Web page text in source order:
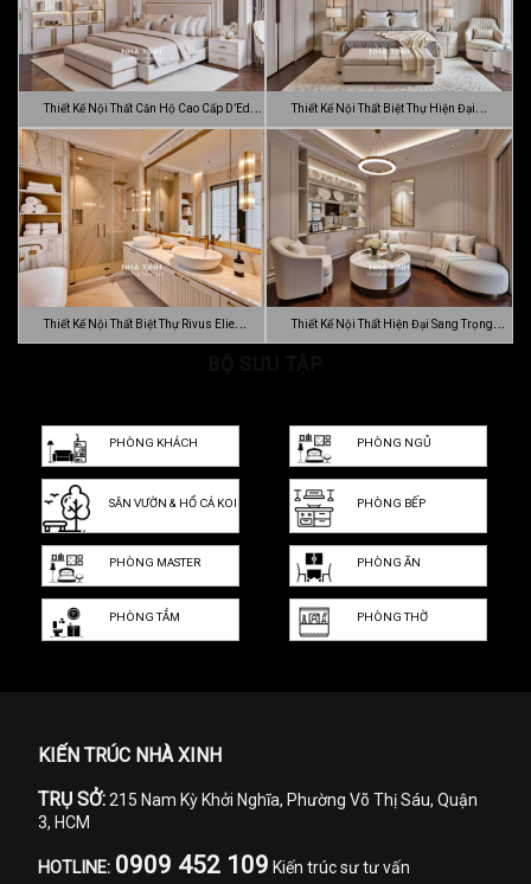
Thiết Kế Nội Thất Căn Hộ Cao Cấp D’Edge
…
Thiết Kế Nội Thất Biệt Thự Hiện Đại
Luca…
Thiết Kế Nội Thất Biệt Thự Rivus Elie Thiết Kế Nội Thất Hiện Đại Sang Trọng
PHÒNG KHÁCH PHÒNG NGỦ
SÂN VƯỜN & HỒ CÁ KOI PHÒNG BẾP
PHÒNG MASTER PHÒNG ĂN
PHÒNG TẮM PHÒNG THỜ
KIẾN TRÚC NHÀ XINH
TRỤ SỞ: 215 Nam Kỳ Khởi Nghĩa, Phường Võ Thị Sáu, Quận
3, HCM
HOTLINE: 0909 452 109 Kiến trúc sư tư vấn